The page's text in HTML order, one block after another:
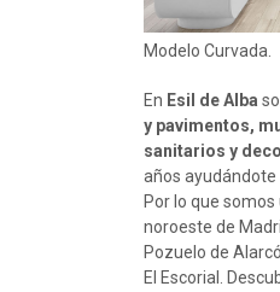
Modelo Curvada.
En Esil de Alba
y pavimentos,
sanitarios y
años
Por lo que
noroeste de
Pozuelo de
El Escorial.